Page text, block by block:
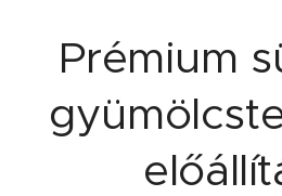
Prémium